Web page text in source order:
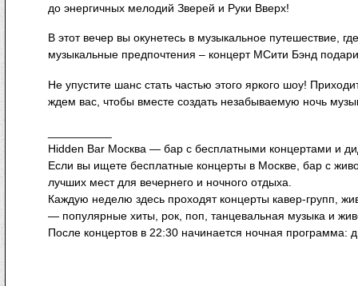
до энергичных мелодий Зверей и Руки Вверх!
В этот вечер вы окунетесь в музыкальное путешествие,
музыкальные предпочтения – концерт МСити Бэнд
Не упустите шанс стать частью этого яркого шоу!
ждем вас, чтобы вместе создать незабываемую ночь
Hidden Bar Москва — бар с бесплатными концертами и
Если вы ищете бесплатные концерты в Москве, бар с
лучших мест для вечернего и ночного отдыха.
Каждую неделю здесь проходят концерты кавер-групп,
— популярные хиты, рок, поп, танцевальная музыка и
После концертов в 22:30 начинается ночная